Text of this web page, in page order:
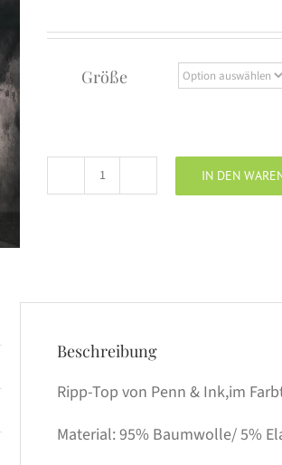
Größe
PENN
kiwi
IN DEN
Beschreibung
Ripp-Top von Penn & Ink,im
Material: 95% Baumwolle/ 5%